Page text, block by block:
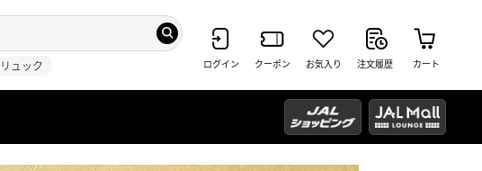
ュック ログイン クーポン お気入り 注文履歴 カート